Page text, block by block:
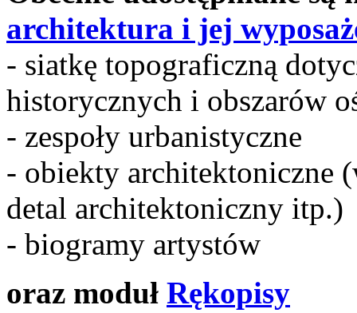
architektura i jej
- siatkę topograficzną
historycznych i obszarów
- zespoły urbanistyczne
- obiekty architektoniczne
detal architektoniczny itp.)
- biogramy artystów
oraz moduł Rękopisy